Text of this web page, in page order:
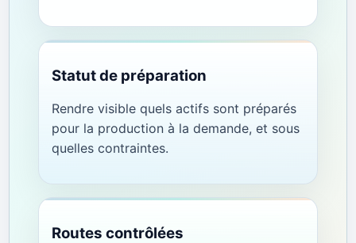
Statut de préparation
Rendre visible quels actifs sont préparés
pour la production à la demande, et sous
quelles contraintes.
Routes contrôlées